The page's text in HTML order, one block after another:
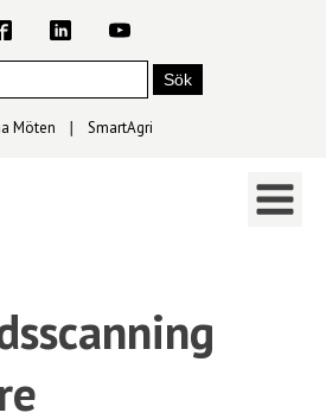
Möten ∣ SmartAgri